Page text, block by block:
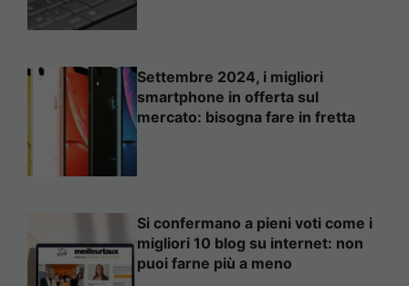
Settembre 2024, i migliori
smartphone in offerta sul
mercato: bisogna fare in fretta
Si confermano a pieni voti come i
migliori 10 blog su internet: non
puoi farne più a meno